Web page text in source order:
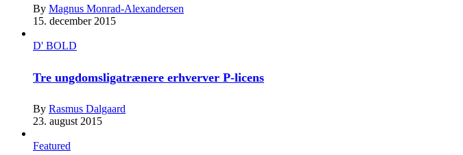
By Magnus Monrad-Alexandersen
15. december 2015
D' BOLD
Tre ungdomsligatrænere erhverver P-licens
By Rasmus Dalgaard
23. august 2015
Featured